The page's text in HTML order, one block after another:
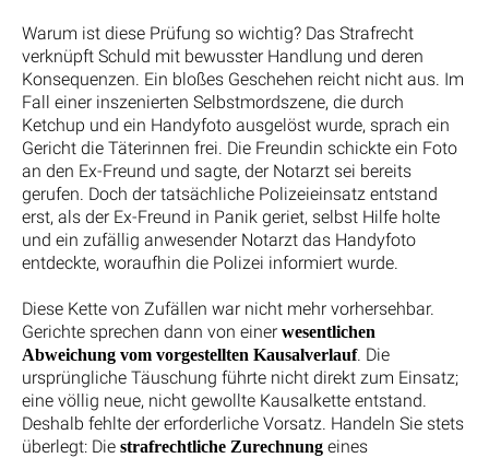
Warum ist diese Prüfung so wichtig? Das Strafrecht
verknüpft Schuld mit bewusster Handlung und deren
Konsequenzen. Ein bloßes Geschehen reicht nicht aus. Im
Fall einer inszenierten Selbstmordszene, die durch
Ketchup und ein Handyfoto ausgelöst wurde, sprach ein
Gericht die Täterinnen frei. Die Freundin schickte ein Foto
an den Ex-Freund und sagte, der Notarzt sei bereits
gerufen. Doch der tatsächliche Polizeieinsatz entstand
erst, als der Ex-Freund in Panik geriet, selbst Hilfe holte
und ein zufällig anwesender Notarzt das Handyfoto
entdeckte, woraufhin die Polizei informiert wurde.
Diese Kette von Zufällen war nicht mehr vorhersehbar.
Gerichte sprechen dann von einer wesentlichen
Abweichung vom vorgestellten Kausalverlauf. Die
ursprüngliche Täuschung führte nicht direkt zum Einsatz;
eine völlig neue, nicht gewollte Kausalkette entstand.
Deshalb fehlte der erforderliche Vorsatz. Handeln Sie stets
überlegt: Die strafrechtliche Zurechnung eines